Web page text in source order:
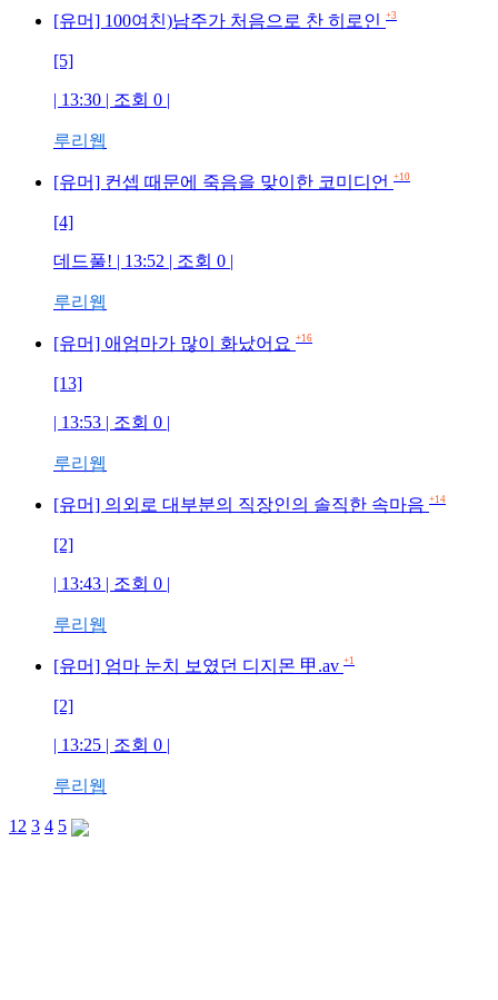
[유머] 100여친)남주가 처음으로 찬 히로인 +3
[5]
| 13:30 | 조회 0 |
루리웹
[유머] 컨셉 때문에 죽음을 맞이한 코미디언 +10
[4]
데드풀! | 13:52 | 조회 0 |
루리웹
[유머] 애엄마가 많이 화났어요 +16
[13]
| 13:53 | 조회 0 |
루리웹
[유머] 의외로 대부분의 직장인의 솔직한 속마음 +14
[2]
| 13:43 | 조회 0 |
루리웹
[유머] 엄마 눈치 보였던 디지몬 甲.av +1
[2]
| 13:25 | 조회 0 |
루리웹
1 2 3 4 5